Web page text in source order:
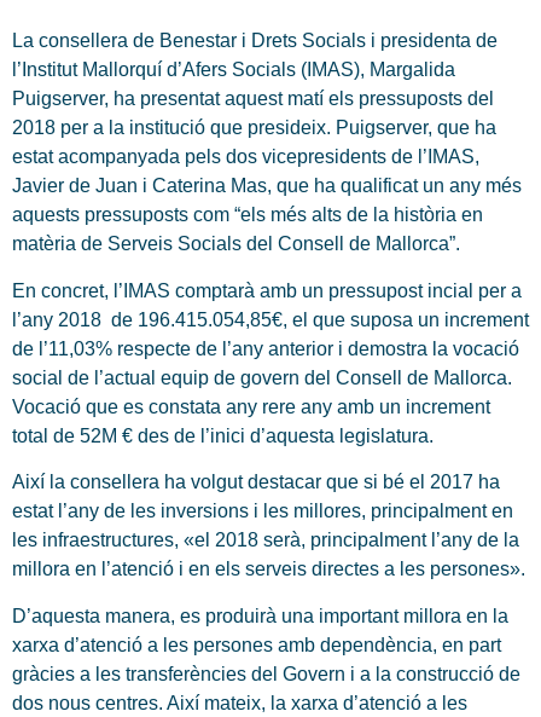
La consellera de Benestar i Drets Socials i presidenta de
l’Institut Mallorquí d’Afers Socials (IMAS), Margalida
Puigserver, ha presentat aquest matí els pressuposts del
2018 per a la institució que presideix. Puigserver, que ha
estat acompanyada pels dos vicepresidents de l’IMAS,
Javier de Juan i Caterina Mas, que ha qualificat un any més
aquests pressuposts com “els més alts de la història en
matèria de Serveis Socials del Consell de Mallorca”.
En concret, l’IMAS comptarà amb un pressupost incial per a
l’any 2018 de 196.415.054,85€, el que suposa un increment
de l’11,03% respecte de l’any anterior i demostra la vocació
social de l’actual equip de govern del Consell de Mallorca.
Vocació que es constata any rere any amb un increment
total de 52M € des de l’inici d’aquesta legislatura.
Així la consellera ha volgut destacar que si bé el 2017 ha
estat l’any de les inversions i les millores, principalment en
les infraestructures, «el 2018 serà, principalment l’any de la
millora en l’atenció i en els serveis directes a les persones».
D’aquesta manera, es produirà una important millora en la
xarxa d’atenció a les persones amb dependència, en part
gràcies a les transferències del Govern i a la construcció de
dos nous centres. Així mateix, la xarxa d’atenció a les